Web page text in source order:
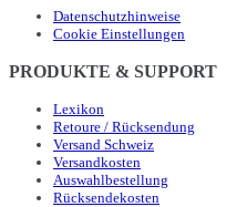
Datenschutzhinweise
Cookie Einstellungen
PRODUKTE & SUPPORT
Lexikon
Retoure / Rücksendung
Versand Schweiz
Versandkosten
Auswahlbestellung
Rücksendekosten